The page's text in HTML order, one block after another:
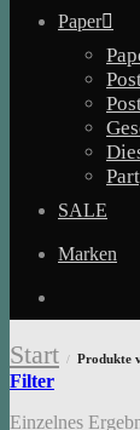
Paper
SALE
Marken
Start / Produkte
Filter
Einzelnes